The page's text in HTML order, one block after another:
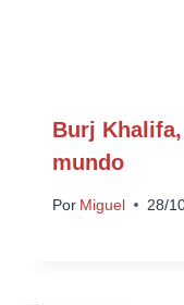
Burj
mundo
Por Miguel 28/